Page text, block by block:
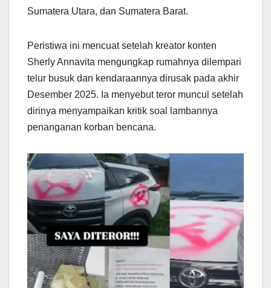
Sumatera Utara, dan Sumatera Barat.
Peristiwa ini mencuat setelah kreator konten
Sherly Annavita mengungkap rumahnya dilempari
telur busuk dan kendaraannya dirusak pada akhir
Desember 2025. Ia menyebut teror muncul setelah
dirinya menyampaikan kritik soal lambannya
penanganan korban bencana.